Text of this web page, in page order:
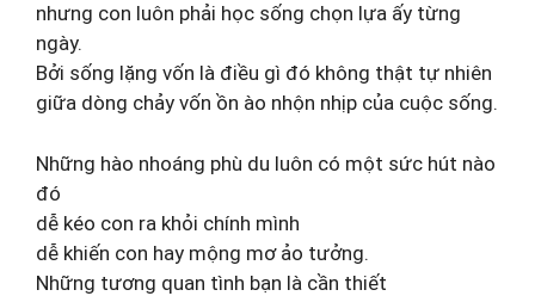
nhưng con luôn phải học sống chọn lựa ấy từng
ngày.
Bởi sống lặng vốn là điều gì đó không thật tự nhiên
giữa dòng chảy vốn ồn ào nhộn nhịp của cuộc sống.
Những hào nhoáng phù du luôn có một sức hút nào
đó
dễ kéo con ra khỏi chính mình
dễ khiến con hay mộng mơ ảo tưởng.
Những tương quan tình bạn là cần thiết